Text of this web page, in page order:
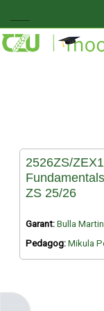
Boční panel
2526ZS/
ZS 25/26
Garant: Bulla Martin
Pedagog: Mikula